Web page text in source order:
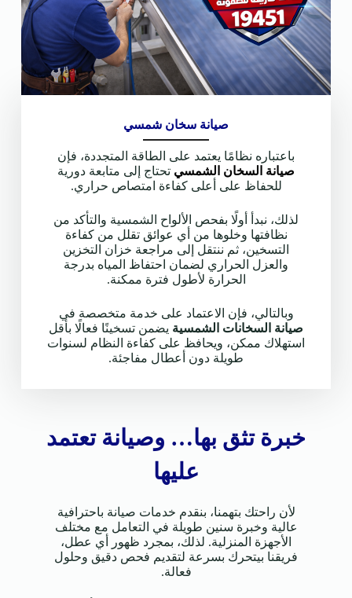
صيانة سخان شمسي
باعتباره نظامًا يعتمد على الطاقة المتجددة، فإن
صيانة السخان الشمسي تحتاج إلى متابعة دورية
للحفاظ على أعلى كفاءة امتصاص حراري.
لذلك، نبدأ أولًا بفحص الألواح الشمسية والتأكد من
نظافتها وخلوها من أي عوائق تقلل من كفاءة
التسخين، ثم ننتقل إلى مراجعة خزان التخزين
والعزل الحراري لضمان احتفاظ المياه بدرجة
الحرارة لأطول فترة ممكنة.
وبالتالي، فإن الاعتماد على خدمة متخصصة في
صيانة السخانات الشمسية يضمن تسخينًا فعالًا بأقل
استهلاك ممكن، ويحافظ على كفاءة النظام لسنوات
طويلة دون أعطال مفاجئة.
خبرة تثق بها… وصيانة تعتمد
عليها
لأن راحتك بتهمنا، بنقدم خدمات صيانة باحترافية
عالية وخبرة سنين طويلة في التعامل مع مختلف
الأجهزة المنزلية. لذلك، بمجرد ظهور أي عطل،
فريقنا بيتحرك بسرعة لتقديم فحص دقيق وحلول
فعالة.